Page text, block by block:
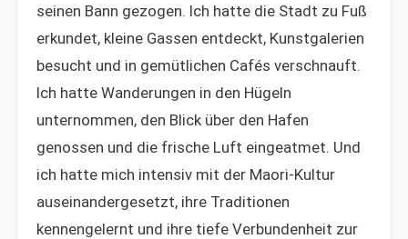
seinen Bann gezogen. Ich hatte die Stadt zu Fuß
erkundet, kleine Gassen entdeckt, Kunstgalerien
besucht und in gemütlichen Cafés verschnauft.
Ich hatte Wanderungen in den Hügeln
unternommen, den Blick über den Hafen
genossen und die frische Luft eingeatmet. Und
ich hatte mich intensiv mit der Maori-Kultur
auseinandergesetzt, ihre Traditionen
kennengelernt und ihre tiefe Verbundenheit zur